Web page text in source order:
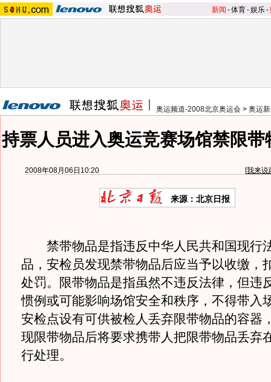
新闻 -体育-娱乐-
奥运频道-2008北京奥运会 > 奥运
持票人员进入奥运竞赛场馆禁限带
2008年08月06日10:20 [我来说
来源：北京日报
禁带物品是指违反中华人民共和国现行
品，安检员发现禁带物品后应当予以收缴，
处罚。限带物品是指虽然不违反法律，但违
惯例或可能影响场馆安全和秩序，不得带入
安检点设有可供被检人丢弃限带物品的容器
现限带物品后将要求携带人把限带物品丢弃
行处理。